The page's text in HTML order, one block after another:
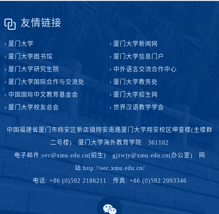
友情链接
厦门大学
厦门大学新闻网
厦门大学图书馆
厦门大学信息门户
厦门大学研究生院
中外语言交流合作中心
厦门大学国际合作与交流处
厦门大学教务处
中国国际中文教育基金会
厦门大学招生网
厦门大学校友总会
世界汉语教学学会
中国福建省厦门市翔安区新店镇翔安南路厦门大学翔安校区坤銮楼(主楼群
二号楼) 厦门大学海外教育学院 361102
电子邮件:oec@xmu.edu.cn(招生) gjzwjy@xmu.edu.cn(办公室) 网
站:http://oec.xmu.edu.cn/
电话: +86 (0)592 2186211 传真: +86 (0)592 2093346